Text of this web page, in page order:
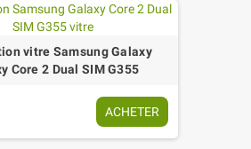
vitre Samsung Galaxy
Core 2 Dual SIM G355
ACHETER